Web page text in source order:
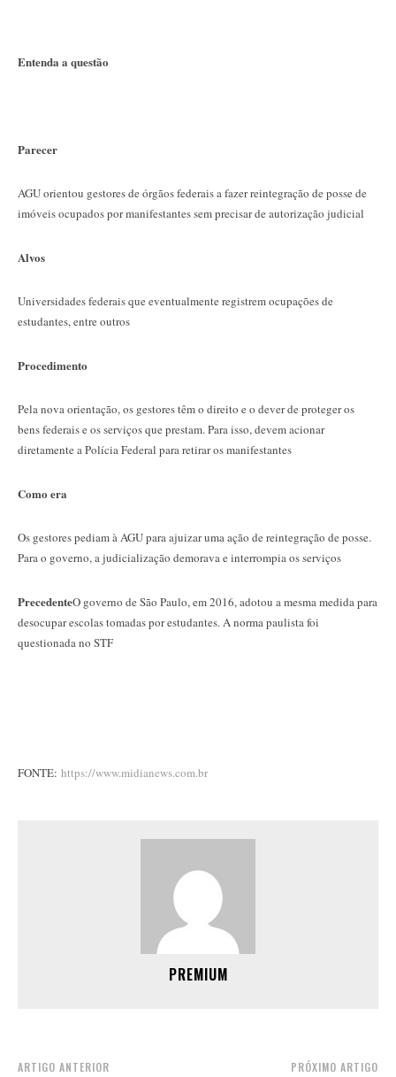
Entenda a questão
Parecer
AGU orientou gestores de órgãos federais a fazer reintegração de posse de
imóveis ocupados por manifestantes sem precisar de autorização judicial
Alvos
Universidades federais que eventualmente registrem ocupações de
estudantes, entre outros
Procedimento
Pela nova orientação, os gestores têm o direito e o dever de proteger os
bens federais e os serviços que prestam. Para isso, devem acionar
diretamente a Polícia Federal para retirar os manifestantes
Como era
Os gestores pediam à AGU para ajuizar uma ação de reintegração de posse.
Para o governo, a judicialização demorava e interrompia os serviços
PrecedenteO governo de São Paulo, em 2016, adotou a mesma medida para
desocupar escolas tomadas por estudantes. A norma paulista foi
questionada no STF
FONTE: https://www.midianews.com.br
PREMIUM
ARTIGO ANTERIOR PRÓXIMO ARTIGO